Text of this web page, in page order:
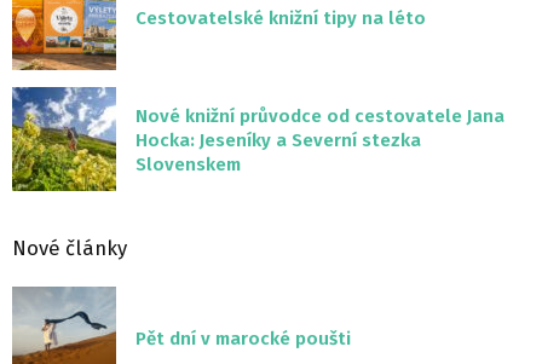
Cestovatelské knižní tipy na léto
Nové knižní průvodce od cestovatele Jana
Hocka: Jeseníky a Severní stezka
Slovenskem
Nové články
Pět dní v marocké poušti